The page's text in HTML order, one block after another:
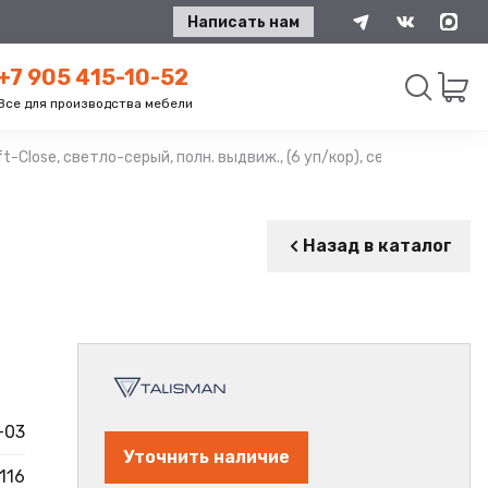
Написать нам
905 415-10-52
для производства мебели
Искать
Close, светло-серый, полн. выдвиж., (6 уп/кор), серия А,
Назад в каталог
03
116
Уточнить наличие